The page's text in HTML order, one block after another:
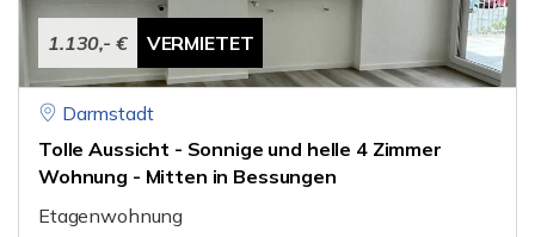
1.130,- € VERMIETET
Darmstadt
Tolle Aussicht - Sonnige und helle 4 Zimmer
Wohnung - Mitten in Bessungen
Etagenwohnung